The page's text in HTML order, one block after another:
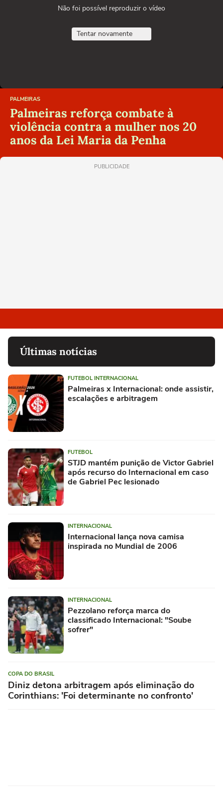
Não foi possível reproduzir o vídeo
Tentar novamente
PALMEIRAS
Palmeiras reforça combate à
violência contra a mulher nos 20
anos da Lei Maria da Penha
PUBLICIDADE
Últimas notícias
FUTEBOL INTERNACIONAL
Palmeiras x Internacional: onde assistir,
escalações e arbitragem
FUTEBOL
STJD mantém punição de Victor Gabriel
após recurso do Internacional em caso
de Gabriel Pec lesionado
INTERNACIONAL
Internacional lança nova camisa
inspirada no Mundial de 2006
INTERNACIONAL
Pezzolano reforça marca do
classificado Internacional: "Soube
sofrer"
COPA DO BRASIL
Diniz detona arbitragem após eliminação do
Corinthians: 'Foi determinante no confronto'